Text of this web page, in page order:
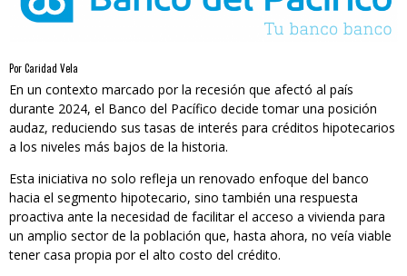
Por Caridad Vela
En un contexto marcado por la recesión que afectó al país
durante 2024, el Banco del Pacífico decide tomar una posición
audaz, reduciendo sus tasas de interés para créditos hipotecarios
a los niveles más bajos de la historia.
Esta iniciativa no solo refleja un renovado enfoque del banco
hacia el segmento hipotecario, sino también una respuesta
proactiva ante la necesidad de facilitar el acceso a vivienda para
un amplio sector de la población que, hasta ahora, no veía viable
tener casa propia por el alto costo del crédito.